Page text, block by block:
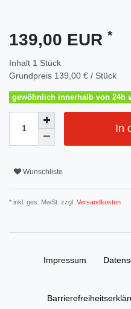
139,00 EUR *
Inhalt 1 Stück
Grundpreis 139,00 € / Stück
gewöhnlich innerhalb von 24h
In
Wunschliste
* inkl. ges. MwSt. zzgl. Versandkosten
Impressum